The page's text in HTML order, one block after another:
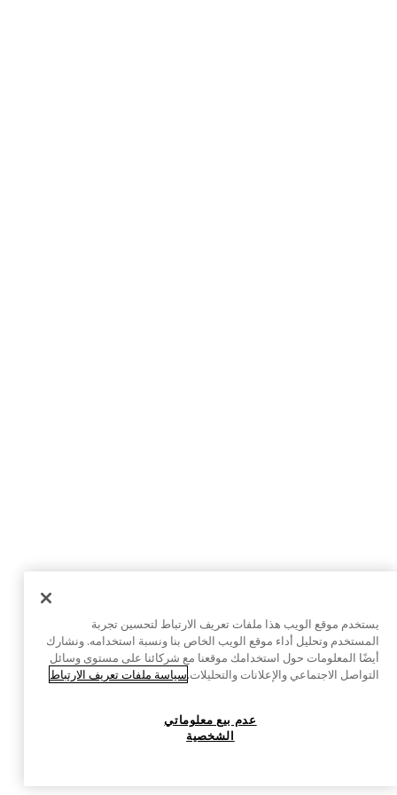
يستخدم موقع الويب هذا ملفات تعريف الارتباط لتحسين تجربة
المستخدم وتحليل أداء موقع الويب الخاص بنا ونسبة استخدامه. ونشارك
أيضًا المعلومات حول استخدامك موقعنا مع شركائنا على مستوى وسائل
التواصل الاجتماعي والإعلانات والتحليلات.سياسة ملفات تعريف الارتباط
عدم بيع معلوماتي
الشخصية